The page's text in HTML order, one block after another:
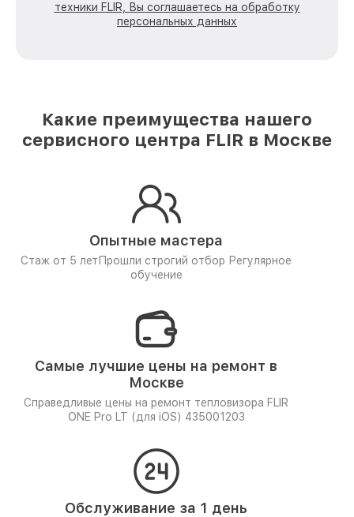
техники FLIR, Вы соглашаетесь на обработку
персональных данных
Какие преимущества нашего
сервисного центра FLIR в Москве
Опытные мастера
Стаж от 5 лет Прошли строгий отбор Регулярное
обучение
Самые лучшие цены на ремонт в
Москве
Справедливые цены на ремонт тепловизора FLIR
ONE Pro LT (для iOS) 435001203
Обслуживание за 1 день